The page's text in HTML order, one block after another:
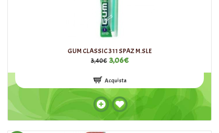
GUM CLASSIC 311 SPAZ M.SLE
3,40€ 3,06€
Acquista